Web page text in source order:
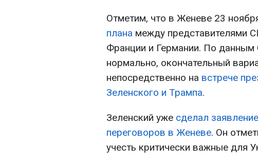
Отметим, что в Женеве 23
плана между представителями
Франции и Германии. По
нормально, окончательный
непосредственно на встрече
Зеленского и Трампа.
Зеленский уже сделал
переговоров в Женеве. Он
учесть критически важные для